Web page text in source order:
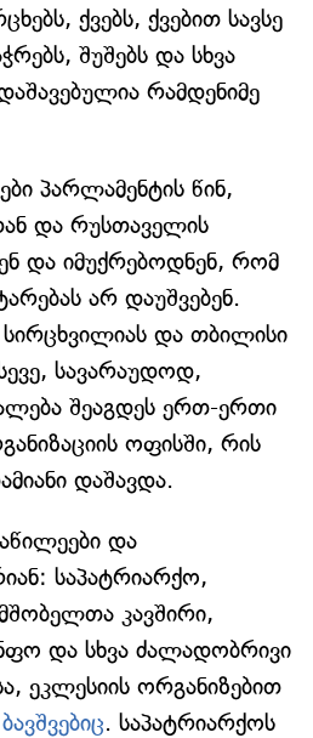
ქვებს, ქვებით სავსე
შუშებს და სხვა
რამდენიმე
პარლამენტის წინ,
და რუსთაველის
და იმუქრებოდნენ, რომ
არ დაუშვებენ.
სირცხვილიას და თბილისი
სავარაუდოდ,
შეაგდეს ერთ-ერთი
ოფისში, რის
დაშავდა.
და
საპატრიარქო,
კავშირი,
და სხვა ძალადობრივი
ეკლესიის ორგანიზებით
. საპატრიარქოს